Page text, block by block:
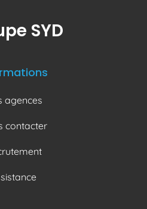
SYD
agences
contacter